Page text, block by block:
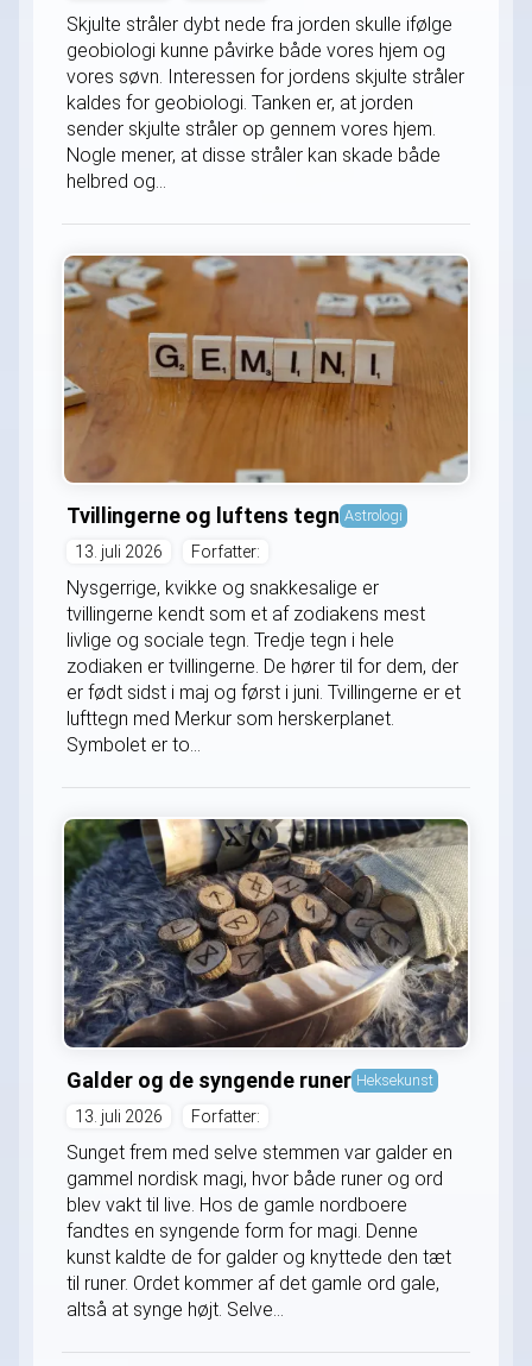
Skjulte stråler dybt nede fra jorden skulle ifølge
geobiologi kunne påvirke både vores hjem og
vores søvn. Interessen for jordens skjulte stråler
kaldes for geobiologi. Tanken er, at jorden
sender skjulte stråler op gennem vores hjem.
Nogle mener, at disse stråler kan skade både
helbred og...
Tvillingerne og luftens tegn Astrologi
13. juli 2026 Forfatter:
Nysgerrige, kvikke og snakkesalige er
tvillingerne kendt som et af zodiakens mest
livlige og sociale tegn. Tredje tegn i hele
zodiaken er tvillingerne. De hører til for dem, der
er født sidst i maj og først i juni. Tvillingerne er et
lufttegn med Merkur som herskerplanet.
Symbolet er to...
Galder og de syngende runer Heksekunst
13. juli 2026 Forfatter:
Sunget frem med selve stemmen var galder en
gammel nordisk magi, hvor både runer og ord
blev vakt til live. Hos de gamle nordboere
fandtes en syngende form for magi. Denne
kunst kaldte de for galder og knyttede den tæt
til runer. Ordet kommer af det gamle ord gale,
altså at synge højt. Selve...